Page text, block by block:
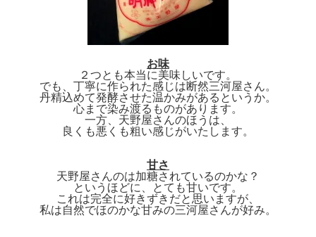
お味
２つとも本当に美味しいです。
でも、丁寧に作られた感じは断然三河屋さん。
丹精込めて発酵させた温かみがあるというか。
心まで染み渡るものがあります。
一方、天野屋さんのほうは、
良くも悪くも粗い感じがいたします。
甘さ
天野屋さんのは加糖されているのかな？
というほどに、とても甘いです。
これは完全に好きずきだと思いますが、
私は自然でほのかな甘みの三河屋さんが好み。